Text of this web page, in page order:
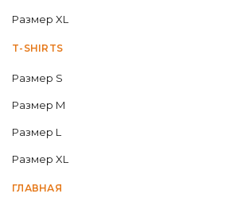
Размер XL
T-SHIRTS
Размер S
Размер M
Размер L
Размер XL
ГЛАВНАЯ